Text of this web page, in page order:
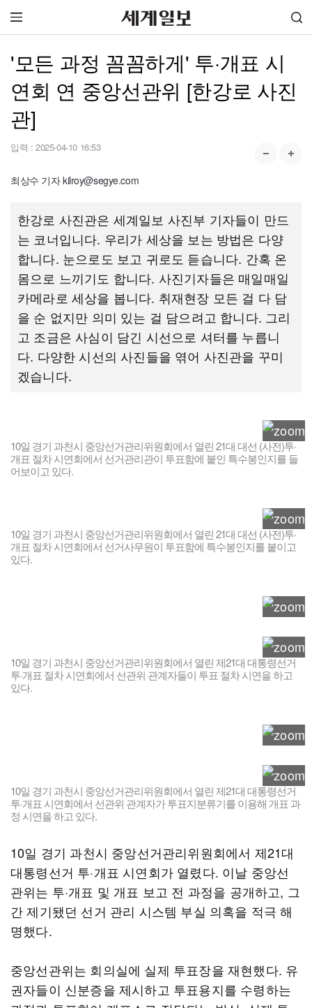
'모든 과정 꼼꼼하게' 투·개표 시
연회 연 중앙선관위 [한강로 사진
관]
입력 : 2025-04-10 16:53
최상수 기자 kilroy@segye.com
한강로 사진관은 세계일보 사진부 기자들이 만드
는 코너입니다. 우리가 세상을 보는 방법은 다양
합니다. 눈으로도 보고 귀로도 듣습니다. 간혹 온
몸으로 느끼기도 합니다. 사진기자들은 매일매일
카메라로 세상을 봅니다. 취재현장 모든 걸 다 담
을 순 없지만 의미 있는 걸 담으려고 합니다. 그리
고 조금은 사심이 담긴 시선으로 셔터를 누릅니
다. 다양한 시선의 사진들을 엮어 사진관을 꾸미
겠습니다.
10일 경기 과천시 중앙선거관리위원회에서 열린 21대 대선 (사전)투·
개표 절차 시연회에서 선거관리관이 투표함에 붙인 특수봉인지를 들
어보이고 있다.
10일 경기 과천시 중앙선거관리위원회에서 열린 21대 대선 (사전)투·
개표 절차 시연회에서 선거사무원이 투표함에 특수봉인지를 붙이고
있다.
10일 경기 과천시 중앙선거관리위원회에서 열린 제21대 대통령선거
투·개표 절차 시연회에서 선관위 관계자들이 투표 절차 시연을 하고
있다.
10일 경기 과천시 중앙선거관리위원회에서 열린 제21대 대통령선거
투·개표 시연회에서 선관위 관계자가 투표지분류기를 이용해 개표 과
정 시연을 하고 있다.
10일 경기 과천시 중앙선거관리위원회에서 제21대
대통령선거 투·개표 시연회가 열렸다. 이날 중앙선
관위는 투·개표 및 개표 보고 전 과정을 공개하고, 그
간 제기됐던 선거 관리 시스템 부실 의혹을 적극 해
명했다.
중앙선관위는 회의실에 실제 투표장을 재현했다. 유
권자들이 신분증을 제시하고 투표용지를 수령하는